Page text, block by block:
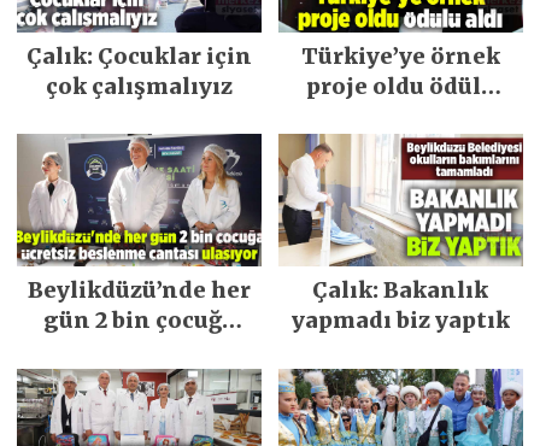
Çalık: Çocuklar için
çok çalışmalıyız
Türkiye’ye örnek
proje oldu ödülü
Beylikdüzü’nde her
gün 2 bin çocuğa
çantası ulaşıyor
Çalık: Bakanlık
yapmadı biz yaptık